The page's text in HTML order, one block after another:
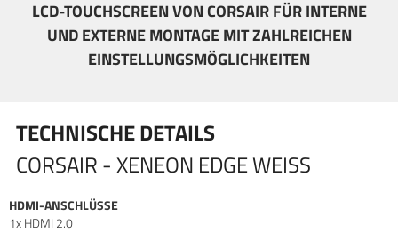
magnetischen Tischständer verwenden. Der kompakte
Formfaktor und die Unterstützung des USB-C DP-Alt-Modus
sorgen für einfache Portabilität, während ein HDMI-
Anschluss in voller Größe die Flexibilität erhöht. Der Fünf-
mit benutzerdefinierten Widgets benutzerdefinierte Layouts
und mit dem Internet verbundene Inhalte ermöglichen.
LCD-TOUCHSCREEN VON CORSAIR FÜR INTERNE
UND EXTERNE MONTAGE MIT ZAHLREICHEN
EINSTELLUNGSMÖGLICHKEITEN
TECHNISCHE DETAILS
CORSAIR - XENEON EDGE WEISS
HDMI-ANSCHLÜSSE
1x HDMI 2.0